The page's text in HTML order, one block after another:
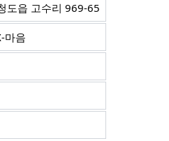
도읍 고수리 969-65
마음